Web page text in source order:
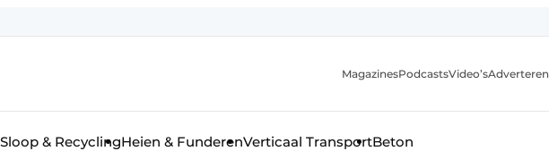
de aanmelding
voor de aanmelding FR
MagazinesPodcastsVideo’sAdverteren
Sloop & RecyclingHeien & FunderenVerticaal TransportBeton